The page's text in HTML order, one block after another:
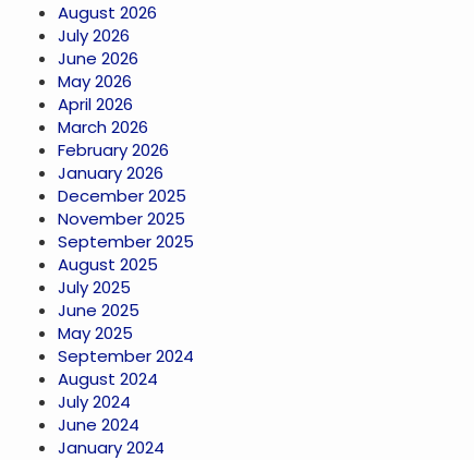
August 2026
July 2026
June 2026
May 2026
April 2026
March 2026
February 2026
January 2026
December 2025
November 2025
September 2025
August 2025
July 2025
June 2025
May 2025
September 2024
August 2024
July 2024
June 2024
January 2024